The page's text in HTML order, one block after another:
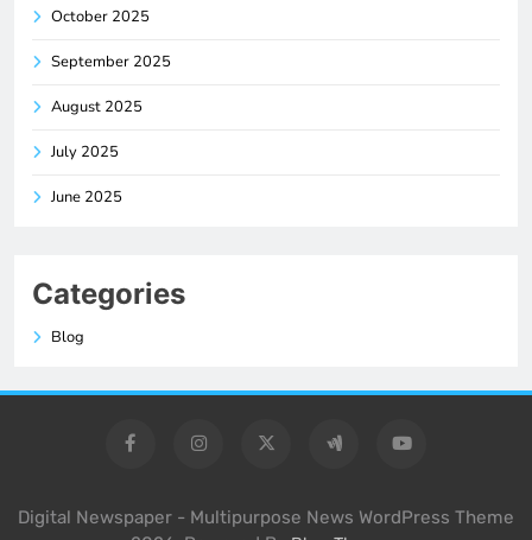
October 2025
September 2025
August 2025
July 2025
June 2025
Categories
Blog
Digital Newspaper - Multipurpose News WordPress Theme